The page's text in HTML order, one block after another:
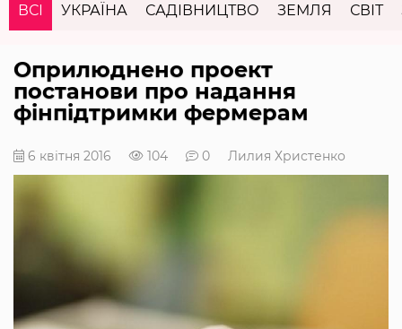
ВСІ УКРАЇНА САДІВНИЦТВО ЗЕМЛЯ СВІТ
Оприлюднено проект
постанови про надання
фінпідтримки фермерам
6 квітня 2016 104 0 Лилия Христенко